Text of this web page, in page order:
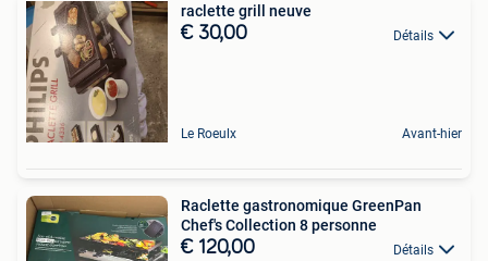
raclette grill neuve
€ 30,00 Détails
Le Roeulx Avant-hier
Raclette gastronomique GreenPan
Chef's Collection 8 personne
€ 120,00 Détails